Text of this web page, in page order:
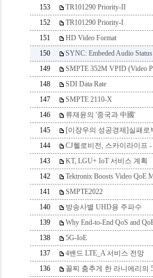
153
TR101290 Priority-II
152
TR101290 Priority-I
151
HD Video Format
150
SYNC: Embeded Audio Status
149
SMPTE 352M VPID (Video
148
SDI Data Rate
147
SMPTE 2110-X
146
류재윤의 '중국과 中國'
145
[이장우의 성공경제]실패로
144
CJ헬로비전, 스카이라이프
143
KT, LGU+ IoT 서비스 계획
142
Tektronix Boosts Video QoE
141
SMPTE2022
140
방송사별 UHD용 주파수
139
Why End-to-End QoS and
138
5G-IoE
137
4밴드 LTE_A 서비스 전망
136
꼴찌 춤추게 한 라니에리의